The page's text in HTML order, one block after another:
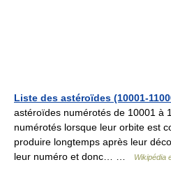
Liste des astéroïdes (10001-
astéroïdes numérotés de 10001 à
numérotés lorsque leur orbite est
produire longtemps après leur
leur numéro et donc… …
Wikipédia